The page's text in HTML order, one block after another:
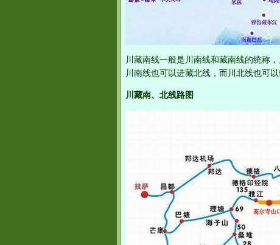
川藏南线一般是川南线和藏南线的统称
川南线也可以进藏北线，而川北线也可以
川藏南、北线路图